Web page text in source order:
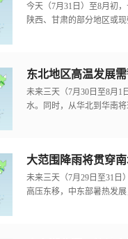
今天（7月31日）至8月初
陕西、甘肃的部分地区或
东北地区高温发展
未来三天（7月30日至8月1
水。同时，从华北到华南
大范围降雨将贯穿
未来三天（7月29日至31日
高压东移，中东部暑热发